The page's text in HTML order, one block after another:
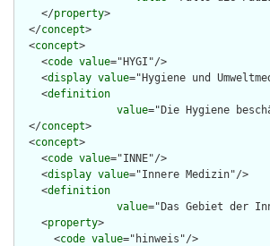
    </
property>
  </
concept>
  <
concept>
    <
code value="HYGI"/>
    <
display value="Hygiene und
    <
definition
value="Die Hygiene
  </
concept>
  <
concept>
    <
code value="INNE"/>
    <
display value="Innere Medizin"/>
    <
definition
value="Das Gebiet der
    <
property>
      <
code value="hinweis"/>